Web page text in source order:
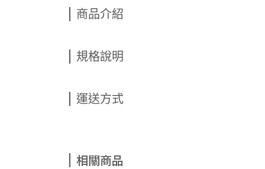
商品介紹
規格說明
運送方式
相關商品